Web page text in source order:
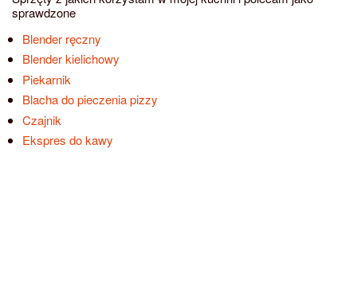
sprawdzone
Blender ręczny
Blender kielichowy
Piekarnik
Blacha do pieczenia pizzy
Czajnik
Ekspres do kawy